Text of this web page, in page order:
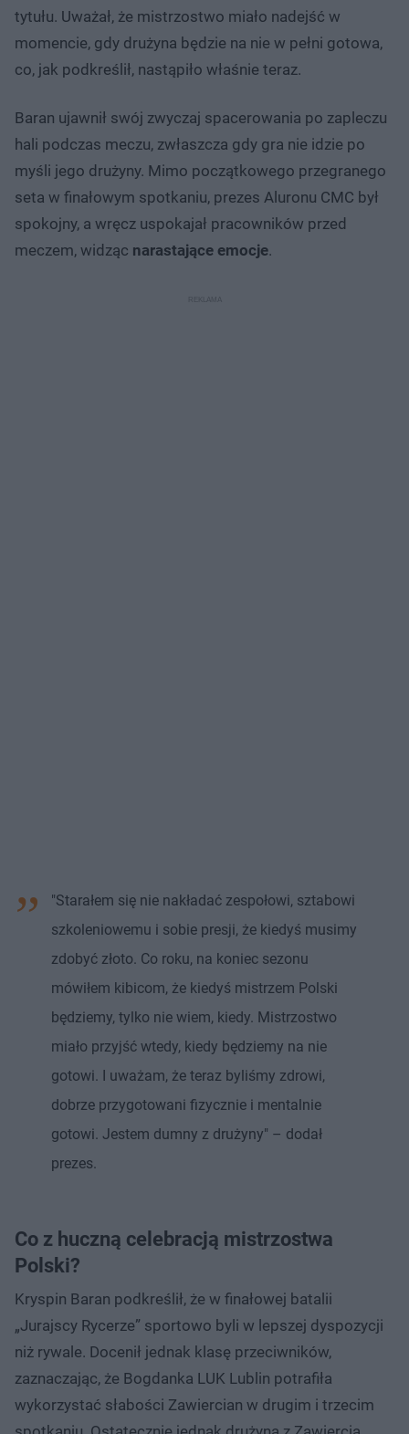
tytułu. Uważał, że mistrzostwo miało nadejść w
momencie, gdy drużyna będzie na nie w pełni gotowa,
co, jak podkreślił, nastąpiło właśnie teraz.
Baran ujawnił swój zwyczaj spacerowania po zapleczu
hali podczas meczu, zwłaszcza gdy gra nie idzie po
myśli jego drużyny. Mimo początkowego przegranego
seta w finałowym spotkaniu, prezes Aluronu CMC był
spokojny, a wręcz uspokajał pracowników przed
meczem, widząc narastające emocje.
"Starałem się nie nakładać zespołowi, sztabowi
szkoleniowemu i sobie presji, że kiedyś musimy
zdobyć złoto. Co roku, na koniec sezonu
mówiłem kibicom, że kiedyś mistrzem Polski
będziemy, tylko nie wiem, kiedy. Mistrzostwo
miało przyjść wtedy, kiedy będziemy na nie
gotowi. I uważam, że teraz byliśmy zdrowi,
dobrze przygotowani fizycznie i mentalnie
gotowi. Jestem dumny z drużyny" – dodał
prezes.
Co z huczną celebracją mistrzostwa
Polski?
Kryspin Baran podkreślił, że w finałowej batalii
„Jurajscy Rycerze” sportowo byli w lepszej dyspozycji
niż rywale. Docenił jednak klasę przeciwników,
zaznaczając, że Bogdanka LUK Lublin potrafiła
wykorzystać słabości Zawiercian w drugim i trzecim